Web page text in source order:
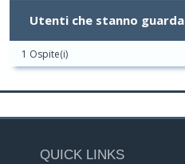
Utenti che stanno
1 Ospite(i)
QUICK LINKS